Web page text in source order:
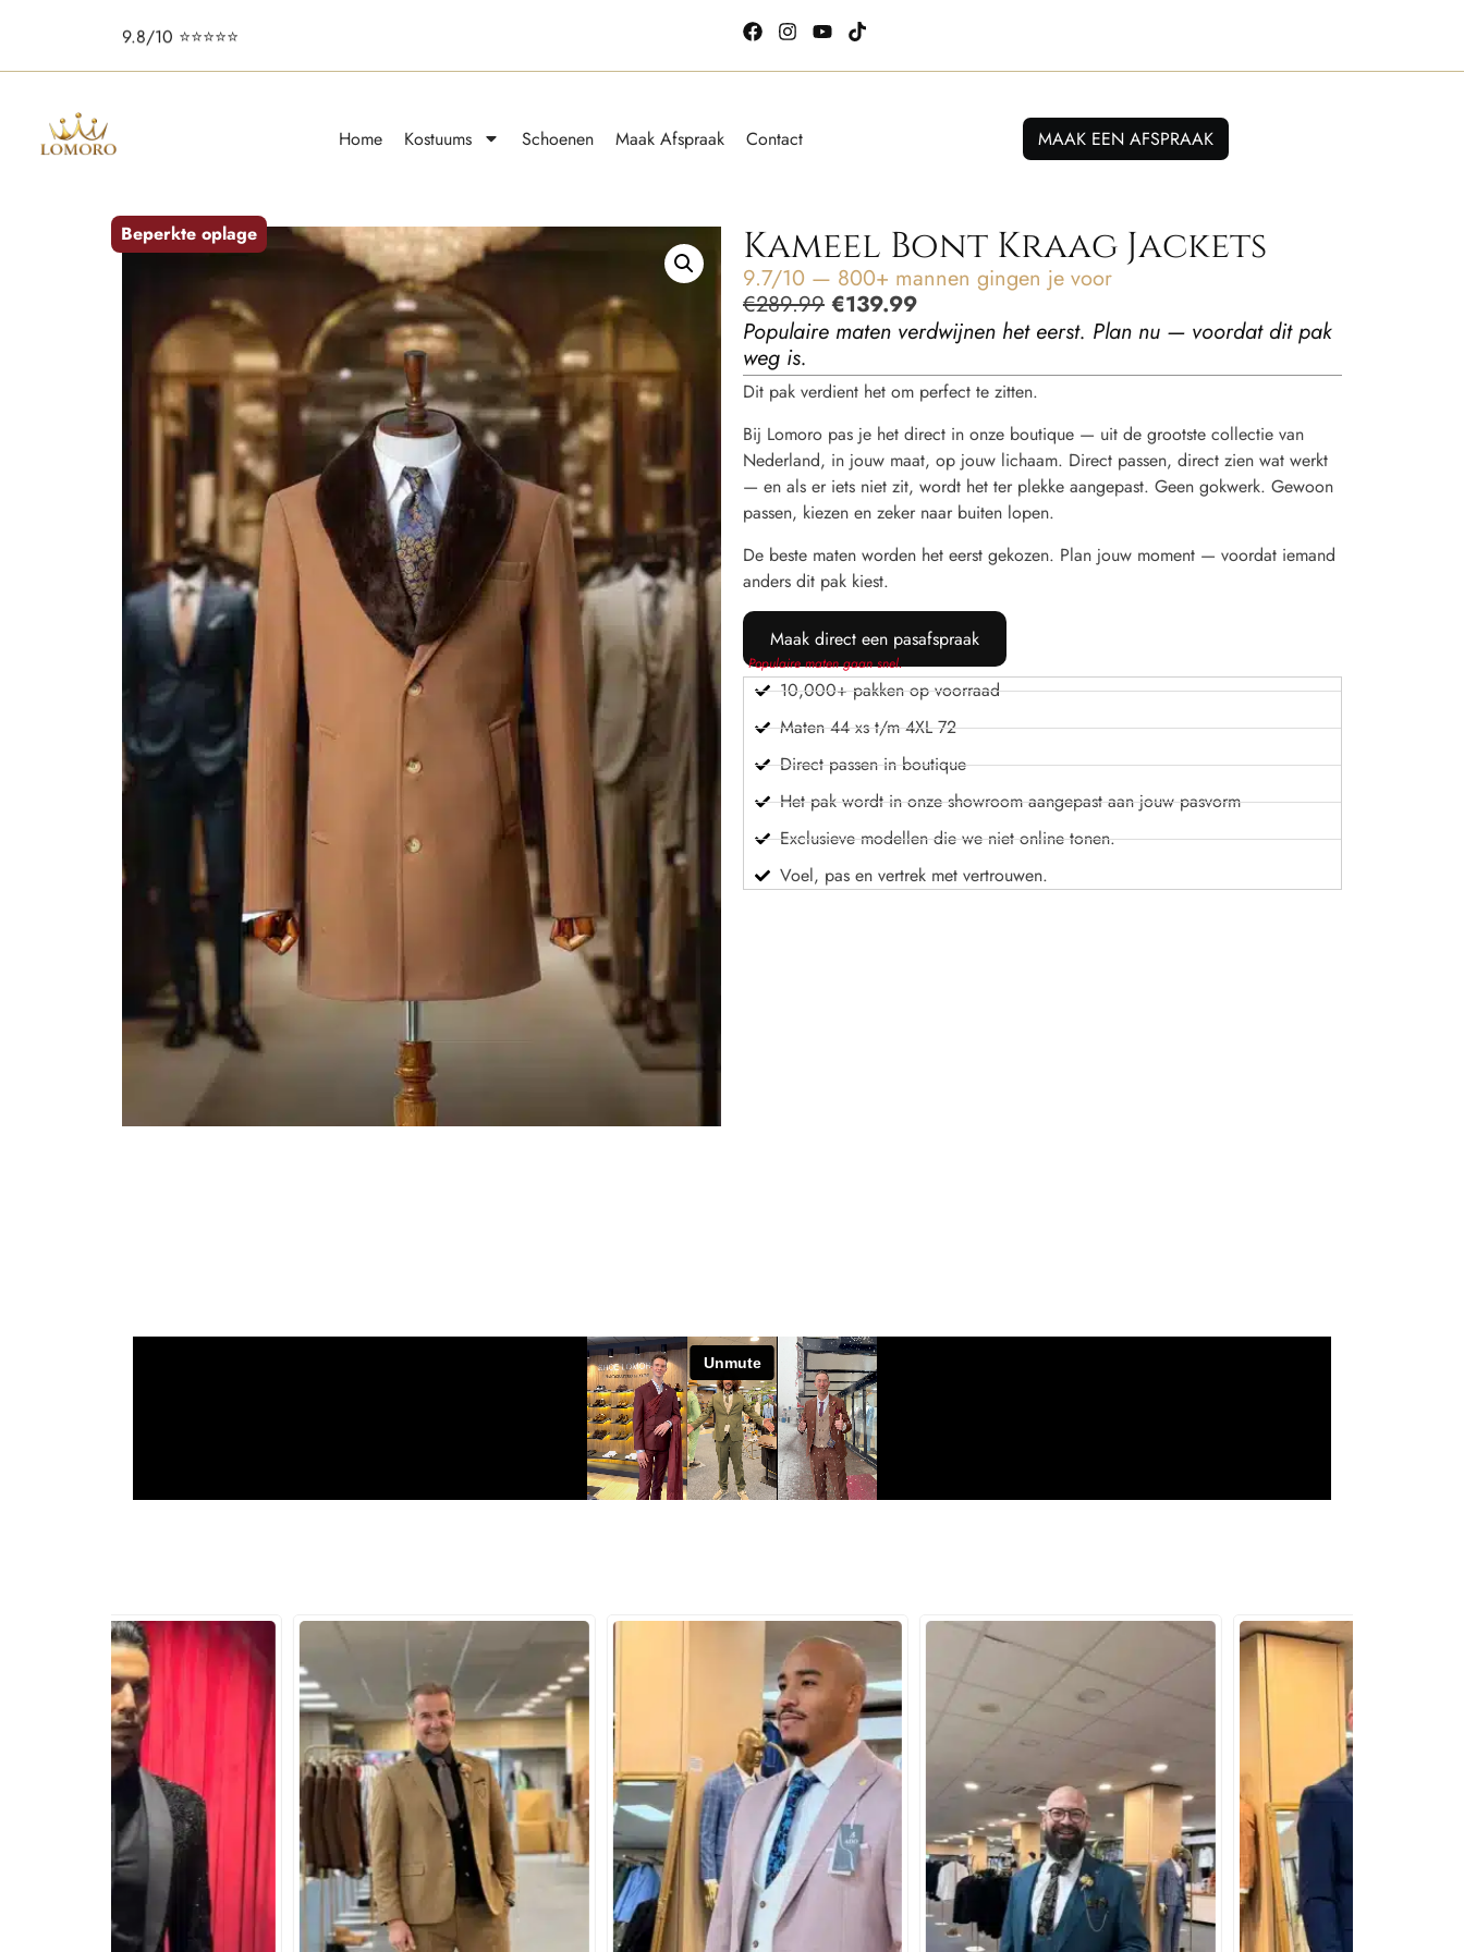
9.8/10 ⭐️⭐️⭐️⭐️⭐️
Home Kostuums Schoenen Maak Afspraak Contact MAAK EEN AFSPRAAK
Beperkte oplage Kameel Bont Kraag Jackets
9.7/10 — 800+ mannen gingen je voor
€289.99 €139.99
Populaire maten verdwijnen het eerst. Plan nu — voordat dit pak
weg is.
Dit pak verdient het om perfect te zitten.
Bij Lomoro pas je het direct in onze boutique — uit de grootste collectie van
Nederland, in jouw maat, op jouw lichaam. Direct passen, direct zien wat werkt
— en als er iets niet zit, wordt het ter plekke aangepast. Geen gokwerk. Gewoon
passen, kiezen en zeker naar buiten lopen.
De beste maten worden het eerst gekozen. Plan jouw moment — voordat iemand
anders dit pak kiest.
Maak direct een pasafspraak
Populaire maten gaan snel.
10,000+ pakken op voorraad
Maten 44 xs t/m 4XL 72
Direct passen in boutique
Het pak wordt in onze showroom aangepast aan jouw pasvorm
Exclusieve modellen die we niet online tonen.
Voel, pas en vertrek met vertrouwen.